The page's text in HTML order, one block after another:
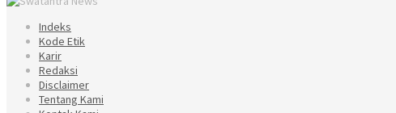
Indeks
Kode Etik
Karir
Redaksi
Disclaimer
Tentang Kami